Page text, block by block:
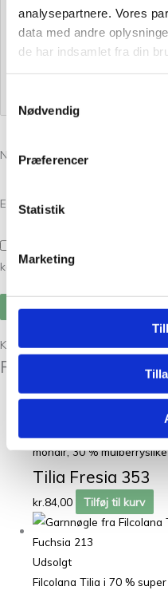
analysepartnere. Vores
data med andre
de har indsamlet fra din
Nødvendig
Præferencer
Statistik
Marketing
Navn*
E-mail *
Gem mit navn, mail og
kommenterer.
Kunder købte også
Relaterede varer
mohair, 30 % mulberrysilke
Tilia Fresia 353
kr.84,00 Tilføj til kurv
Udsolgt
Filcolana Tilia i 70 %